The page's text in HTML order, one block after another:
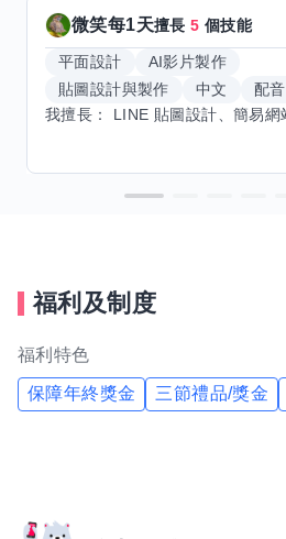
微笑每1天擅長5 個技能
平面設計
AI影片製作
貼圖設計與製作
中文
配音
福利及制度
福利特色
保障年終獎金 三節禮品/獎金